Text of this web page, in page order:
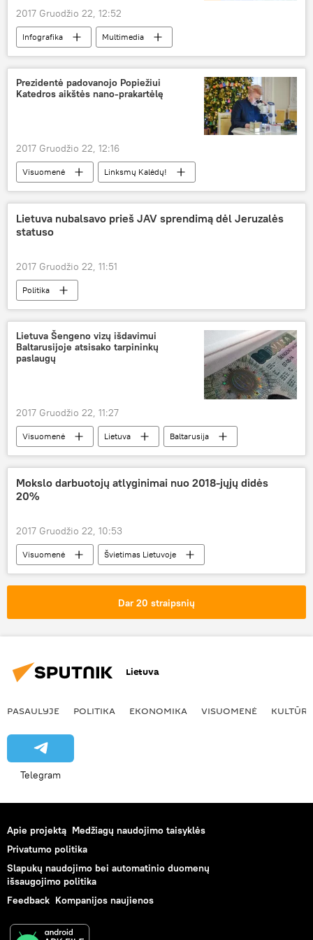
2017 Gruodžio 22, 12:52
Infografika
Multimedia
Linksmų Kalėdų!
Vilnius Kalėdos
Prezidentė padovanojo Popiežiui
Katedros aikštės nano-prakartėlę
2017 Gruodžio 22, 12:16
Visuomenė
Linksmų Kalėdų!
Dalia Grybauskaitė
Popiežius Pranciškus
Kalėdos
prakartėlė
Lietuva nubalsavo prieš JAV sprendimą dėl Jeruzalės
statuso
2017 Gruodžio 22, 11:51
Politika
Izraelio valstybės sostinė: Tel Avivas ar Jeruzalė
Jeruzalė
Donaldas Trampas
Jungtinių Tautų organizacija (JTO)
Lietuva Šengeno vizų išdavimui
Baltarusijoje atsisako tarpininkų
paslaugų
2017 Gruodžio 22, 11:27
Visuomenė Lietuva
Baltarusija
užsieniečiai
Šengeno viza
Mokslo darbuotojų atlyginimai nuo 2018-jųjų didės
20%
2017 Gruodžio 22, 10:53
Visuomenė
Švietimas Lietuvoje
Lietuva
atlyginimų didinimas
Dar 20 straipsnių
Lietuva
PASAULYJE POLITIKA EKONOMIKA VISUOMENĖ KULTŪRA
Telegram
Apie projektą Medžiagų naudojimo taisyklės
Privatumo politika
Slapukų naudojimo bei automatinio duomenų
išsaugojimo politika
Feedback Kompanijos naujienos